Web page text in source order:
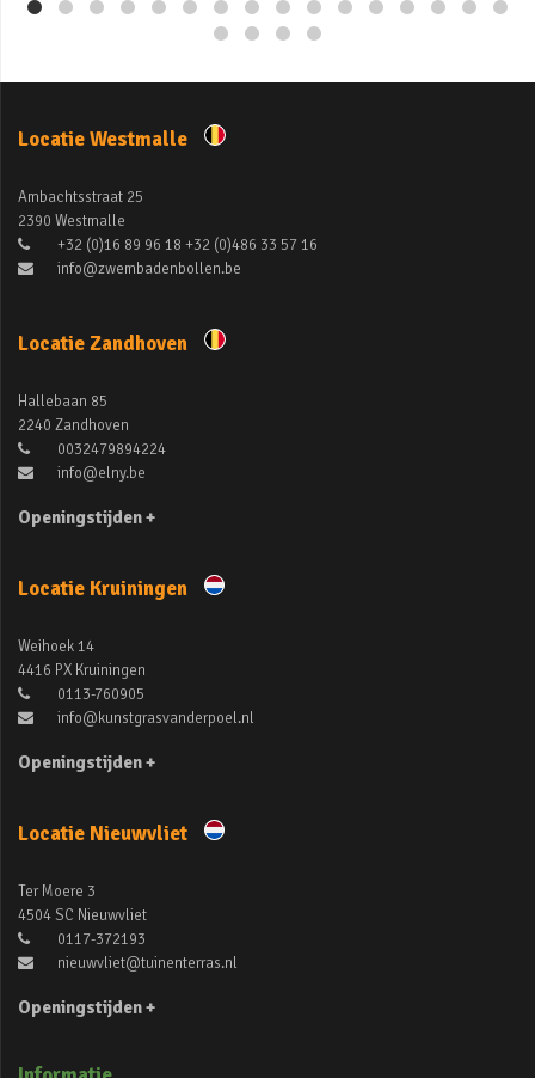
Locatie Westmalle
Ambachtsstraat 25
2390 Westmalle
+32 (0)16 89 96 18 +32 (0)486 33 57 16
info@zwembadenbollen.be
Locatie Zandhoven
Hallebaan 85
2240 Zandhoven
0032479894224
info@elny.be
Openingstijden +
Locatie Kruiningen
Weihoek 14
4416 PX Kruiningen
0113-760905
info@kunstgrasvanderpoel.nl
Openingstijden +
Locatie Nieuwvliet
Ter Moere 3
4504 SC Nieuwvliet
0117-372193
nieuwvliet@tuinenterras.nl
Openingstijden +